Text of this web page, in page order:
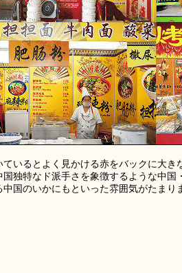
ているとよく見かける赤をバックに大
国独特なド派手さを象徴するような中
国のいかにもといった雰囲気がたまり